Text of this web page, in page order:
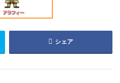
シェア